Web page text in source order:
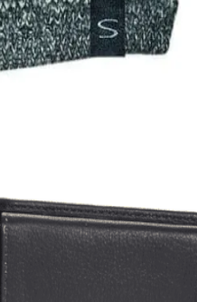
επένδυση Stamion
€